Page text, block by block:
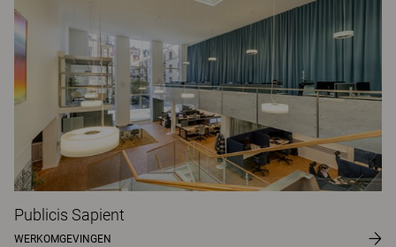
Publicis Sapient
WERKOMGEVINGEN